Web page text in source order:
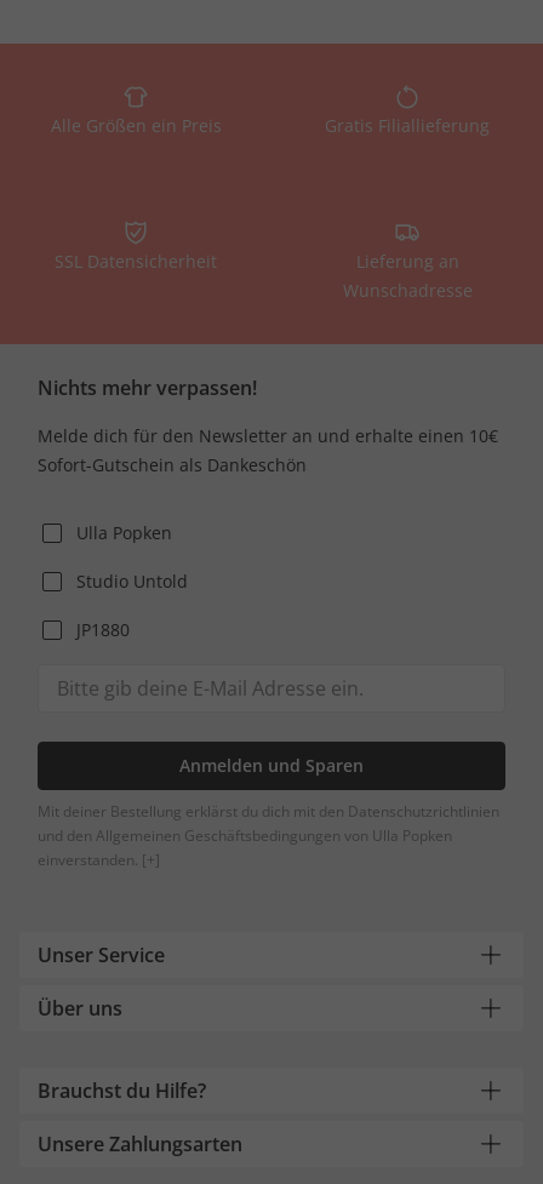
Alle Größen ein Preis Gratis Filiallieferung
SSL Datensicherheit
Lieferung an
Wunschadresse
Nichts mehr verpassen!
Melde dich für den Newsletter an und erhalte einen 10€
Sofort-Gutschein als Dankeschön
Ulla Popken
Studio Untold
JP1880
Anmelden und Sparen
Mit deiner Bestellung erklärst du dich mit den Datenschutzrichtlinien
und den Allgemeinen Geschäftsbedingungen von Ulla Popken
einverstanden. [+]
Unser Service
Über uns
Brauchst du Hilfe?
Unsere Zahlungsarten